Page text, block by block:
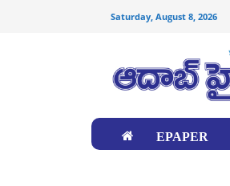
Saturday, August 8, 2026
EPAPER